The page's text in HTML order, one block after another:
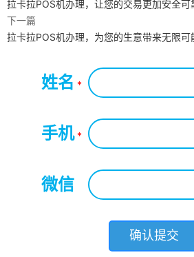
拉卡拉POS机办理，让您的交易更加安全可
下一篇
拉卡拉POS机办理，为您的生意带来无限可
姓名 *
手机*
微信